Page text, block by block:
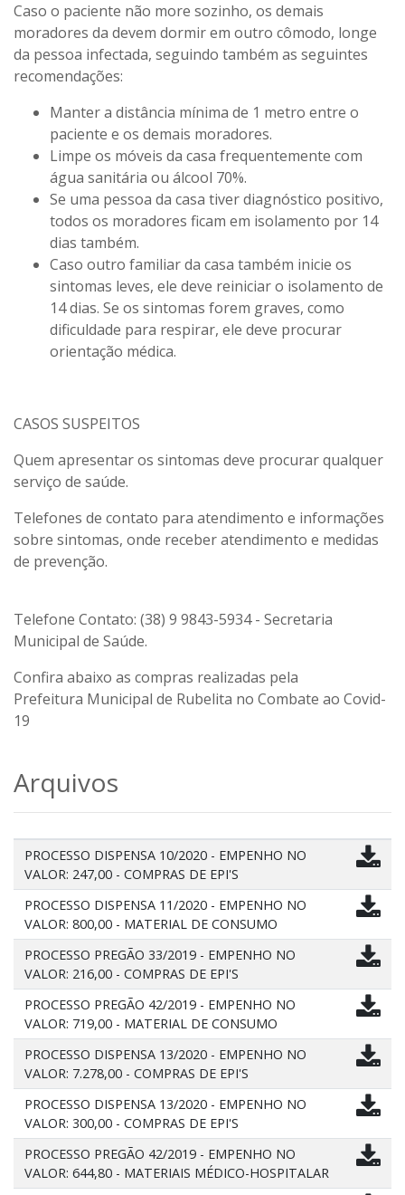
Caso o paciente não more sozinho, os demais
moradores da devem dormir em outro cômodo, longe
da pessoa infectada, seguindo também as seguintes
recomendações:
Manter a distância mínima de 1 metro entre o
paciente e os demais moradores.
Limpe os móveis da casa frequentemente com
água sanitária ou álcool 70%.
Se uma pessoa da casa tiver diagnóstico positivo,
todos os moradores ficam em isolamento por 14
dias também.
Caso outro familiar da casa também inicie os
sintomas leves, ele deve reiniciar o isolamento de
14 dias. Se os sintomas forem graves, como
dificuldade para respirar, ele deve procurar
orientação médica.
CASOS SUSPEITOS
Quem apresentar os sintomas deve procurar qualquer
serviço de saúde.
Telefones de contato para atendimento e informações
sobre sintomas, onde receber atendimento e medidas
de prevenção.
Telefone Contato: (38) 9 9843-5934 - Secretaria
Municipal de Saúde.
Confira abaixo as compras realizadas pela
Prefeitura Municipal de Rubelita no Combate ao Covid-
19
Arquivos
PROCESSO DISPENSA 10/2020 - EMPENHO NO
VALOR: 247,00 - COMPRAS DE EPI'S
PROCESSO DISPENSA 11/2020 - EMPENHO NO
VALOR: 800,00 - MATERIAL DE CONSUMO
PROCESSO PREGÃO 33/2019 - EMPENHO NO
VALOR: 216,00 - COMPRAS DE EPI'S
PROCESSO PREGÃO 42/2019 - EMPENHO NO
VALOR: 719,00 - MATERIAL DE CONSUMO
PROCESSO DISPENSA 13/2020 - EMPENHO NO
VALOR: 7.278,00 - COMPRAS DE EPI'S
PROCESSO DISPENSA 13/2020 - EMPENHO NO
VALOR: 300,00 - COMPRAS DE EPI'S
PROCESSO PREGÃO 42/2019 - EMPENHO NO
VALOR: 644,80 - MATERIAIS MÉDICO-HOSPITALAR